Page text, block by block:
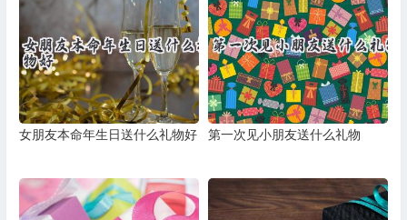
女朋友本命年生日送什么礼物好 第一次见小朋友送什么礼物